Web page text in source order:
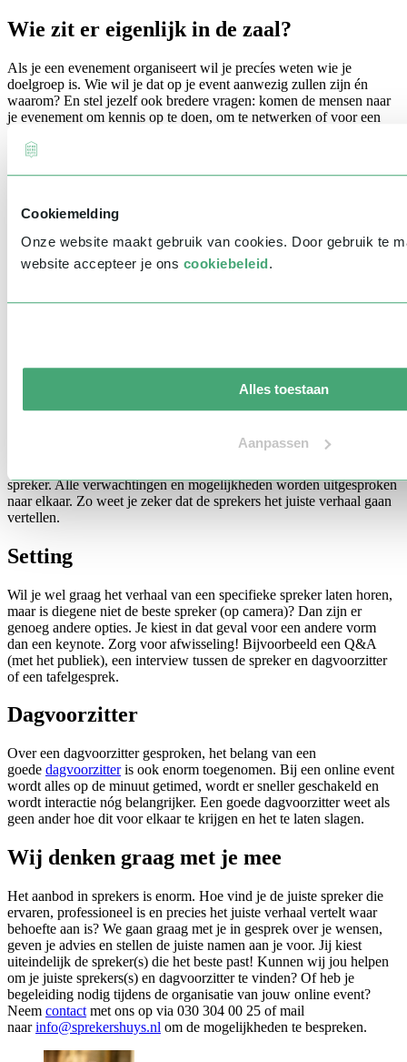
Cookiemelding
Onze website maakt gebruik van cookies. Door gebruik te
website accepteer je ons cookiebeleid.
Alles toestaan
Aanpassen
Wie zit er eigenlijk in de zaal?
Als je een evenement organiseert wil je precíes weten wie je
doelgroep is. Wie wil je dat op je event aanwezig zullen zijn én
waarom? En stel jezelf ook bredere vragen: komen de mensen naar
je evenement om kennis op te doen, om te netwerken of voor een
meer mensen kunt uitnodigen dan bij een live event. Er zijn
Relevantie
De behoefte aan bepaalde onderwerpen verandert het hele jaar door,
maar is ook veranderd door de transitie naar online events. Een live
event kun je immers niet copy pasten naar online. Dit geldt ook voor
relevant voor je doelgroep, hebben ze er iets aan? Afleiding ligt op
betrokken en krijgt het gevoel dat het écht om hen draait. Win-win-
spreker. Alle verwachtingen en mogelijkheden worden uitgesproken
naar elkaar. Zo weet je zeker dat de sprekers het juiste verhaal gaan
vertellen.
Setting
Wil je wel graag het verhaal van een specifieke spreker laten horen,
maar is diegene niet de beste spreker (op camera)? Dan zijn er
genoeg andere opties. Je kiest in dat geval voor een andere vorm
dan een keynote. Zorg voor afwisseling! Bijvoorbeeld een Q&A
(met het publiek), een interview tussen de spreker en dagvoorzitter
of een tafelgesprek.
Dagvoorzitter
Over een dagvoorzitter gesproken, het belang van een
goede dagvoorzitteris ook enorm toegenomen. Bij een online event
wordt alles op de minuut getimed, wordt er sneller geschakeld en
wordt interactie nóg belangrijker. Een goede dagvoorzitter weet als
geen ander hoe dit voor elkaar te krijgen en het te laten slagen.
Wij denken graag met je mee
Het aanbod in sprekers is enorm. Hoe vind je de juiste spreker die
ervaren, professioneel is en precies het juiste verhaal vertelt waar
behoefte aan is? We gaan graag met je in gesprek over je wensen,
geven je advies en stellen de juiste namen aan je voor. Jij kiest
uiteindelijk de spreker(s) die het beste past! Kunnen wij jou helpen
om je juiste sprekers(s) en dagvoorzitter te vinden? Of heb je
begeleiding nodig tijdens de organisatie van jouw online event?
Neem contact met ons op via 030 304 00 25 of mail
naarinfo@sprekershuys.nl om de mogelijkheden te bespreken.